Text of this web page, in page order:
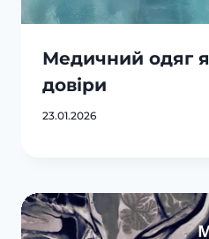
Медичний одяг
довіри
23.01.2026